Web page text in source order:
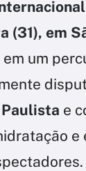
(31), em
em um
e
e